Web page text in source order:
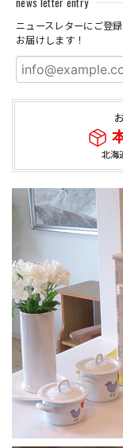
ニュースレターにご登
お届けします！
北海